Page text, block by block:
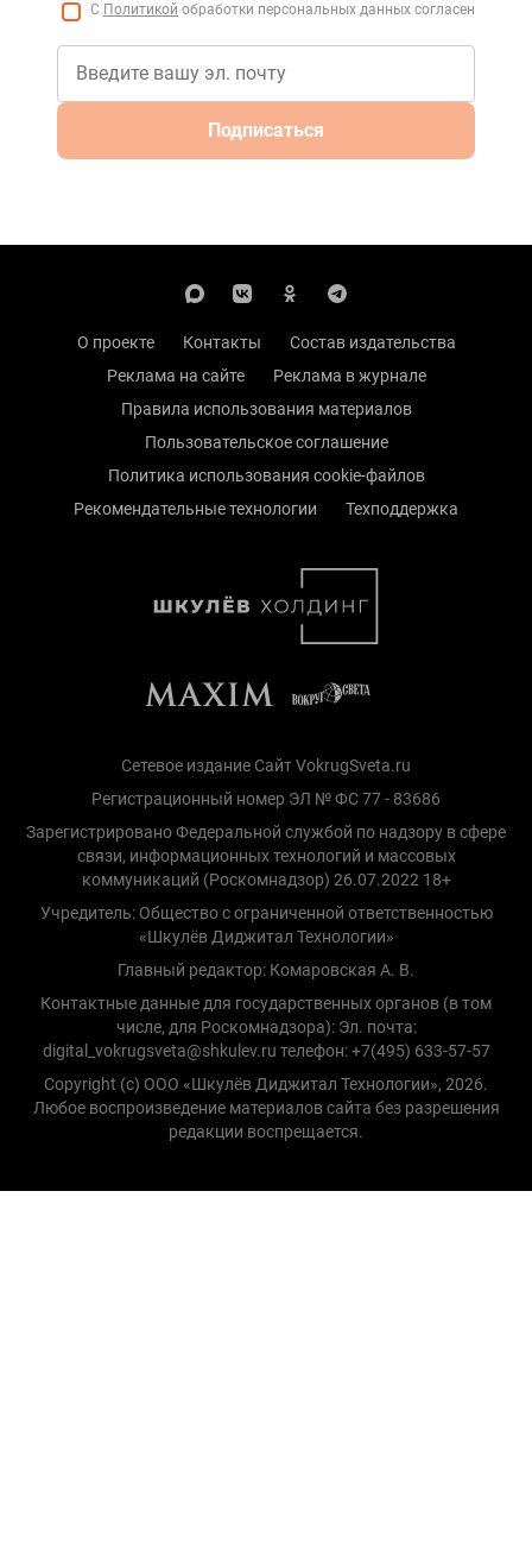
С Политикой обработки персональных данных согласен
Подписаться
О проекте Контакты
Состав издательства
Реклама на сайте
Реклама в журнале
Правила использования материалов
Пользовательское соглашение
Политика использования cookie-файлов
Рекомендательные технологии
Техподдержка
Сетевое издание Сайт VokrugSveta.ru
Регистрационный номер ЭЛ № ФС 77 - 83686
Зарегистрировано Федеральной службой по надзору в сфере
связи, информационных технологий и массовых
коммуникаций (Роскомнадзор) 26.07.2022 18+
Учредитель: Общество с ограниченной ответственностью
«Шкулёв Диджитал Технологии»
Главный редактор: Комаровская А. В.
Контактные данные для государственных органов (в том
числе, для Роскомнадзора): Эл. почта:
digital_vokrugsveta@shkulev.ru телефон: +7(495) 633-57-57
Copyright (с) ООО «Шкулёв Диджитал Технологии», 2026.
Любое воспроизведение материалов сайта без разрешения
редакции воспрещается.